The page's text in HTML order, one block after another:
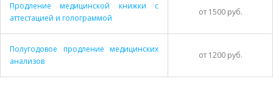
Продление медицинской книжки с
аттестацией и голограммой
от 1500 руб.
Полугодовое продление медицинских
анализов
от 1200 руб.